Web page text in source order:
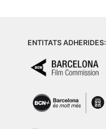
ENTITATS ADHERIDES: